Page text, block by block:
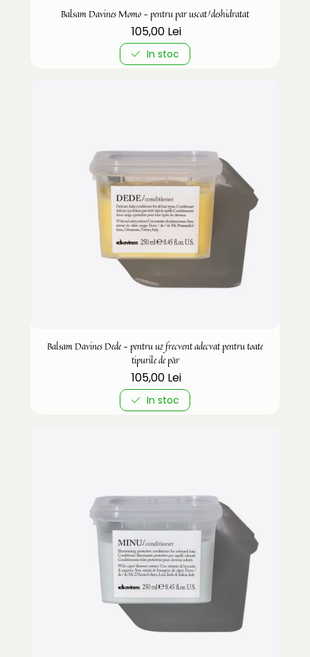
Balsam Davines Momo - pentru par uscat/deshidratat
105,00 Lei
In stoc
Balsam Davines Dede - pentru uz frecvent adecvat pentru toate
tipurile de păr
105,00 Lei
In stoc